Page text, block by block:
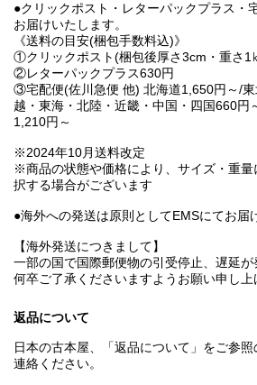
●クリックポスト・レターパックプラス・
お届けいたします。
《送料の目安(梱包手数料込)》
①クリックポスト(梱包後厚さ3cm・重さ1
②レターパックプラス630円
③宅配便(佐川急便 他) 北海道1,650円～/
越・東海・北陸・近畿・中国・四国660円
1,210円～
※2024年10月送料改定
※商品の状態や価格により、サイズ・重量
択する場合がございます
●海外への発送は原則としてEMSにてお届
【海外発送につきまして】
一部の国で国際郵便物の引受停止、遅延が
何卒ご了承くださいますようお願い申し上
返品について
日本の古本屋、「返品について」をご参
連絡ください。